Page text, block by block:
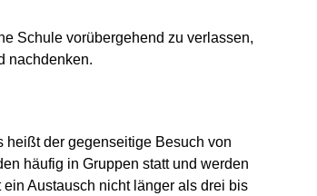
Schule vorübergehend zu verlassen,
nachdenken.
heißt der gegenseitige Besuch von
häufig in Gruppen statt und werden
Austausch nicht länger als drei bis